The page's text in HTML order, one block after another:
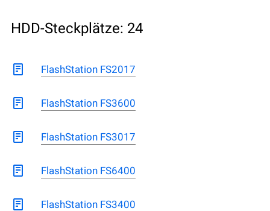
HDD-Steckplätze: 24
FlashStation FS2017
FlashStation FS3600
FlashStation FS3017
FlashStation FS6400
FlashStation FS3400